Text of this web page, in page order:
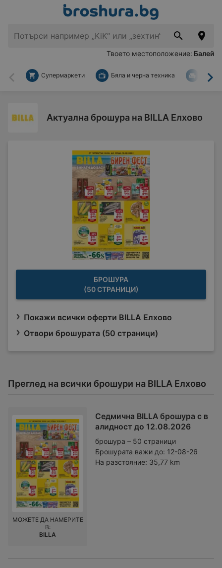
Твоето местоположение: Балей
Назад
Супермаркети Бяла и черна техника За
Актуална брошура на BILLA Елхово
БРОШУРА
(50 СТРАНИЦИ)
Покажи всички оферти BILLA Елхово
Отвори брошурата (50 страници)
Преглед на всички брошури на BILLA Елхово
Седмична BILLA брошура с в
алидност до 12.08.2026
брошура – 50 страници
Брошурата важи до: 12-08-26
На разстояние: 35,77 km
МОЖЕТЕ ДА НАМЕРИТЕ
В:
BILLA